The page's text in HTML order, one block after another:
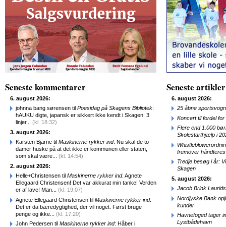
Seneste kommentarer
6. august 2026:
johnna bang sørensen til Poesidag på Skagens Bibliotek:
hAUKU digte, japansk er sikkert ikke kendt i Skagen: 3
linjer... (kl. 18:32)
3. august 2026:
Karsten Bjarne til Maskinerne rykker ind: Nu skal de to
damer huske på at det ikke er kommunen eller staten,
som skal være... (kl. 14:54)
2. august 2026:
Helle+Christensen til Maskinerne rykker ind: Agnete
Ellegaard Christensen! Det var akkurat min tanke! Verden
er af lave! Man... (kl. 19:07)
Agnete Ellegaard Christensen til Maskinerne rykker ind:
Det er da bæredygtighed, der vil noget. Først bruge
penge og ikke... (kl. 17:20)
John Pedersen til Maskinerne rykker ind: Håber i
Seneste artikler
6. august 2026:
25 åbne
Koncert til fordel
Flere end 1.000
Skolestarthjælp i
fremover
Tredje besøg i år:
Skagen
5. august 2026:
Jacob Brink
Nordjyske Bank
kunder
Havnefoged tager
Lystbådehavn